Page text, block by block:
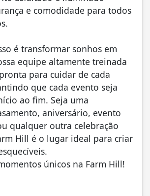
e comodidade para todos
é transformar sonhos em
equipe altamente treinada
para cuidar de cada
que cada evento seja
ao fim. Seja uma
aniversário, evento
qualquer outra celebração
Hill é o lugar ideal para criar
únicos na Farm Hill!